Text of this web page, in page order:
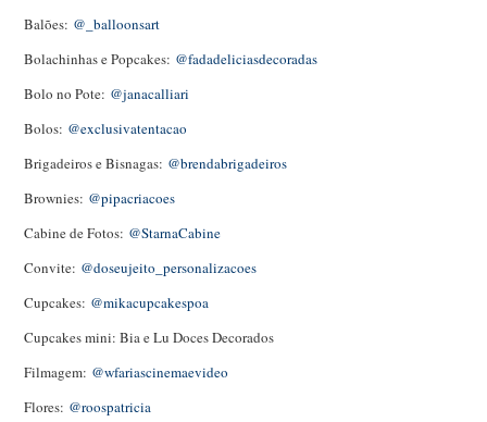
Balões: @_balloonsart
Bolachinhas e Popcakes: @fadadeliciasdecoradas
Bolo no Pote: @janacalliari
Bolos: @exclusivatentacao
Brigadeiros e Bisnagas: @brendabrigadeiros
Brownies: @pipacriacoes
Cabine de Fotos: @StarnaCabine
Convite: @doseujeito_personalizacoes
Cupcakes: @mikacupcakespoa
Cupcakes mini: Bia e Lu Doces Decorados
Filmagem: @wfariascinemaevideo
Flores: @roospatricia